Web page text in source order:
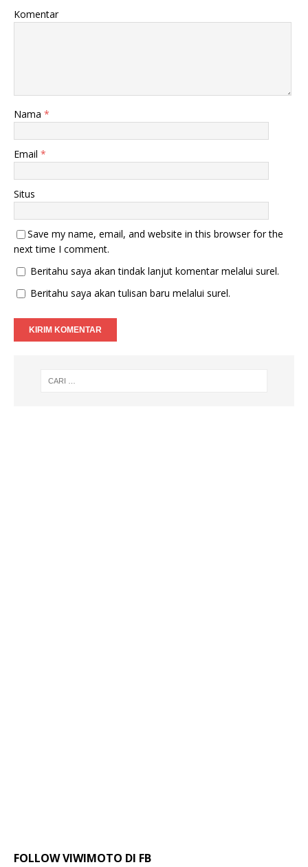
b
a g
Komentar
Nama *
Email *
Situs
Save my name, email, and website in this browser for the
next time I comment.
Beritahu saya akan tindak lanjut komentar melalui surel.
Beritahu saya akan tulisan baru melalui surel.
FOLLOW VIWIMOTO DI FB